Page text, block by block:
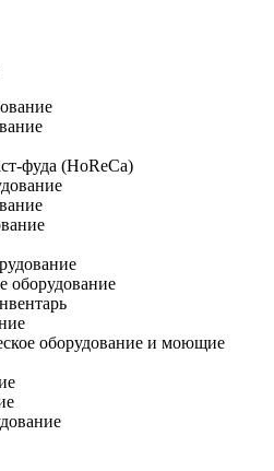
фуда (HoReCa)
оборудование
оборудование и моющие